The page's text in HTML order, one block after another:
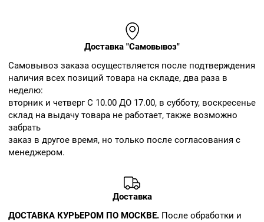
Доставка "Самовывоз"
Cамовывоз заказа осуществляется после подтверждения
наличия всех позиций товара на складе, два раза в
неделю:
вторник и четверг С 10.00 ДО 17.00, в субботу, воскресенье
склад на выдачу товара не работает, также возможно
забрать
заказ в другое время, но только после согласования с
менеджером.
Доставка
ДОСТАВКА КУРЬЕРОМ ПО МОСКВЕ. После обработки и